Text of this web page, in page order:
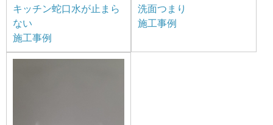
キッチン蛇口水が止まら
ない
施工事例
洗面つまり
施工事例